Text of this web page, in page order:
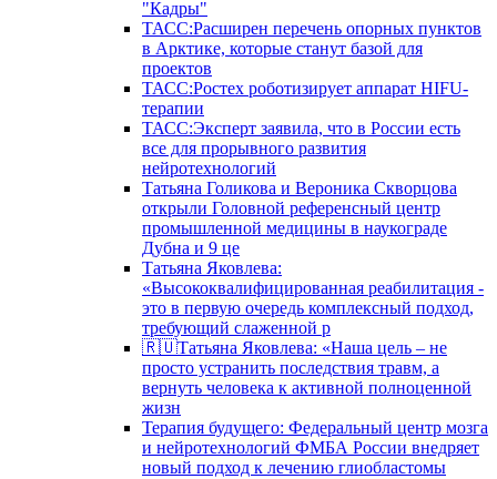
"Кадры"
ТАСС:Расширен перечень опорных пунктов
в Арктике, которые станут базой для
проектов
ТАСС:Ростех роботизирует аппарат HIFU-
терапии
ТАСС:Эксперт заявила, что в России есть
все для прорывного развития
нейротехнологий
Татьяна Голикова и Вероника Скворцова
открыли Головной референсный центр
промышленной медицины в наукограде
Дубна и 9 це
Татьяна Яковлева:
«Высококвалифицированная реабилитация -
это в первую очередь комплексный подход,
требующий слаженной р
🇷🇺Татьяна Яковлева: «Наша цель – не
просто устранить последствия травм, а
вернуть человека к активной полноценной
жизн
Терапия будущего: Федеральный центр мозга
и нейротехнологий ФМБА России внедряет
новый подход к лечению глиобластомы